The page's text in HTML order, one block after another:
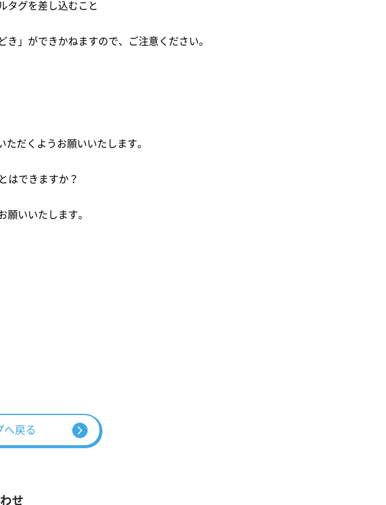
タグを差し込むこと
」ができかねますので、ご注意ください。
だくようお願いいたします。
はできますか？
願いいたします。
へ戻る
せ